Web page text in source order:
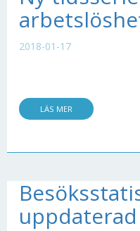
2018-01-17
LÄS MER
uppdaterad